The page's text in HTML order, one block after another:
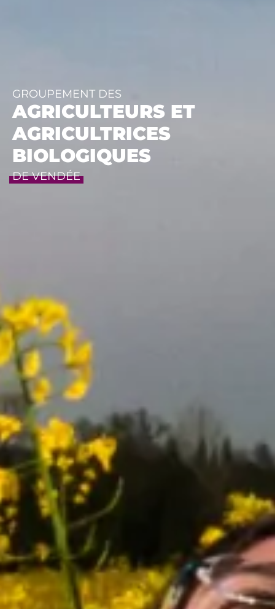
GROUPEMENT DES
AGRICULTEURS ET
AGRICULTRICES
BIOLOGIQUES
DE VENDÉE